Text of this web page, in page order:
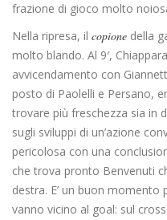
frazione di gioco molto
Nella ripresa, il copione della
molto blando. Al 9′,
avvicendamento con
posto di Paolelli e Persano,
trovare più freschezza sia in
sugli sviluppi di un’azione
pericolosa con una
che trova pronto Benvenuti
destra. E’ un buon momento
vanno vicino al goal: sul